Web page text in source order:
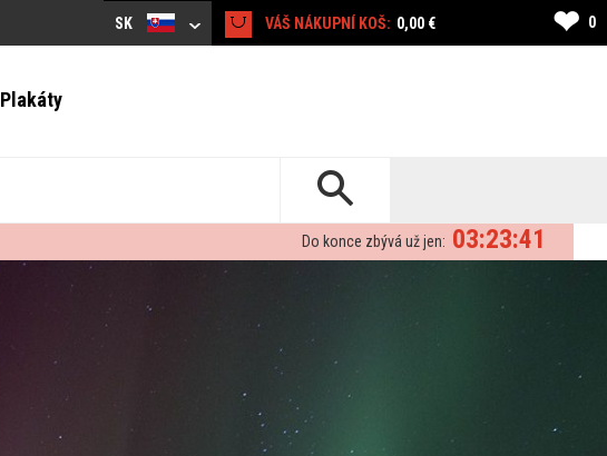
SK VÁŠ NÁKUPNÍ KOŠ: 0,00 € ❤ 0
Plakáty
03:23:40
Do konce zbývá už jen: